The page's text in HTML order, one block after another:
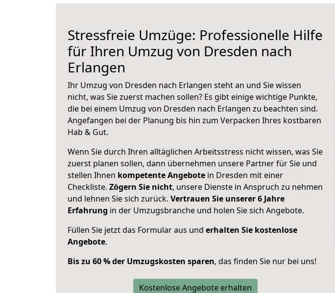
Stressfreie Umzüge: Professionelle Hilfe
für Ihren Umzug von Dresden nach
Erlangen
Ihr Umzug von Dresden nach Erlangen steht an und Sie wissen
nicht, was Sie zuerst machen sollen? Es gibt einige wichtige Punkte,
die bei einem Umzug von Dresden nach Erlangen zu beachten sind.
Angefangen bei der Planung bis hin zum Verpacken Ihres kostbaren
Hab & Gut.
Wenn Sie durch Ihren alltäglichen Arbeitsstress nicht wissen, was Sie
zuerst planen sollen, dann übernehmen unsere Partner für Sie und
stellen Ihnen kompetente Angebote in Dresden mit einer
Checkliste. Zögern Sie nicht, unsere Dienste in Anspruch zu nehmen
und lehnen Sie sich zurück. Vertrauen Sie unserer 6 Jahre
Erfahrung in der Umzugsbranche und holen Sie sich Angebote.
Füllen Sie jetzt das Formular aus und erhalten Sie kostenlose
Angebote.
Bis zu 60 % der Umzugskosten sparen, das finden Sie nur bei uns!
Kostenlose Angebote erhalten